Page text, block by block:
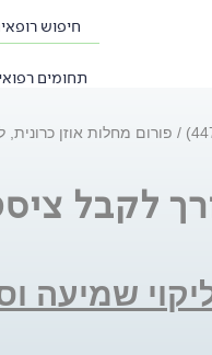
חיפוש
תחומים
פורום מחלות אוזן
לקבל
שמיעה